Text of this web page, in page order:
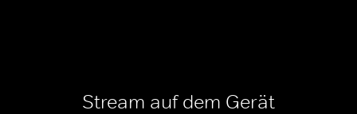
Stream auf dem Gerät